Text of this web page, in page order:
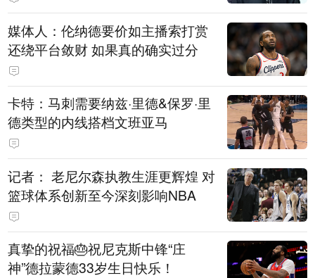
媒体人：伦纳德要价如主播索打赏
还绕平台敛财 如果真的确实过分
卡特：马刺需要纳兹·里德&保罗·里
德类型的内线搭档文班亚马
记者： 老尼尔森执教生涯更辉煌 对
篮球体系创新至今深刻影响NBA
真挚的祝福🎂祝尼克斯中锋“庄
神”德拉蒙德33岁生日快乐！